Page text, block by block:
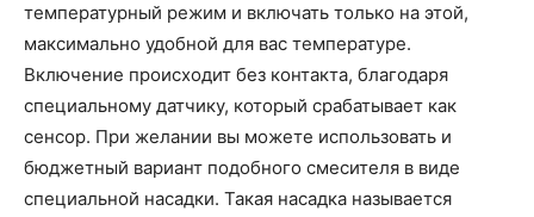
температурный режим и включать только на этой,
максимально удобной для вас температуре.
Включение происходит без контакта, благодаря
специальному датчику, который срабатывает как
сенсор. При желании вы можете использовать и
бюджетный вариант подобного смесителя в виде
специальной насадки. Такая насадка называется